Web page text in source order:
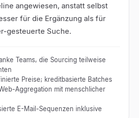
angewiesen, anstatt selbst
für die Ergänzung als für
gesteuerte Suche.
Teams, die Sourcing teilweise
Preise; kreditbasierte Batches
Aggregation mit menschlicher
E-Mail-Sequenzen inklusive